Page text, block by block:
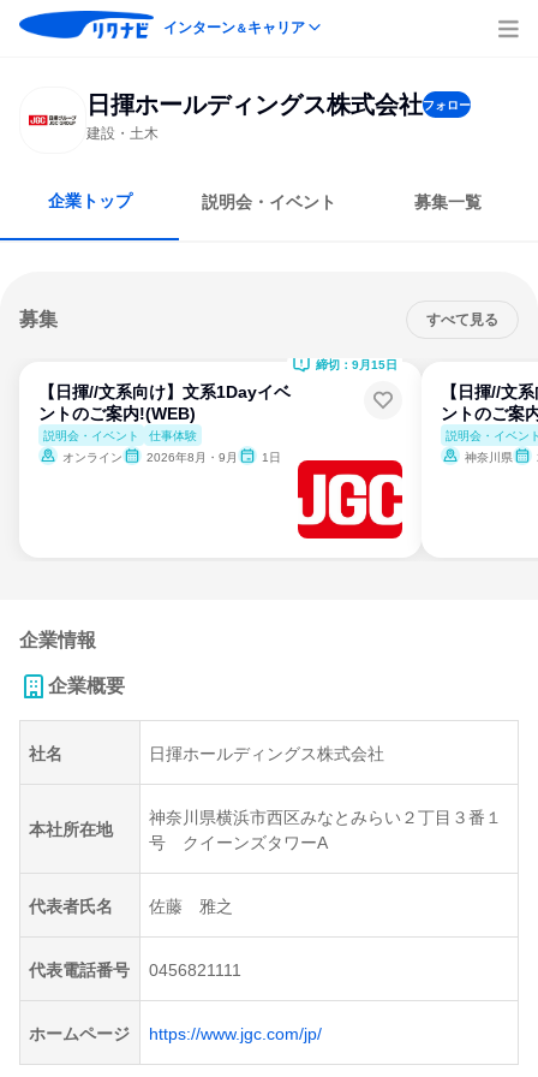
インターン＆キャリア
日揮ホールディングス株式会社フォロー
建設・土木
企業トップ 説明会・イベント 募集一覧
募集 すべて見る
【日揮//文系向け】文系1Dayイベ
ントのご案内!(WEB)
説明会・イベント
仕事体験
オンライン
2026年8月・9月 1日
締切：9月15日
【日揮//文
ントのご案
説明会・イベン
神奈川県
企業情報
企業概要
社名 日揮ホールディングス株式会社
本社所在地
神奈川県横浜市西区みなとみらい２丁目３番１
号 クイーンズタワーA
代表者氏名 佐藤 雅之
代表電話番号 0456821111
ホームページ https://www.jgc.com/jp/